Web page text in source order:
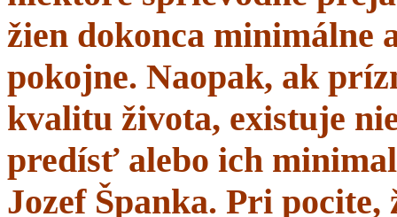
žien dokonca minimálne
pokojne. Naopak, ak
kvalitu života, existuje
predísť alebo ich
Jozef Španka. Pri